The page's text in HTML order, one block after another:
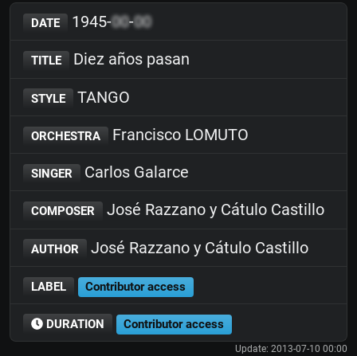
DATE 1945-00-00
TITLE Diez años pasan
STYLE TANGO
ORCHESTRA Francisco LOMUTO
SINGER Carlos Galarce
COMPOSER José Razzano y Cátulo Castillo
AUTHOR José Razzano y Cátulo Castillo
LABEL Contributor access
DURATION Contributor access
Update: 2013-07-10 00:00